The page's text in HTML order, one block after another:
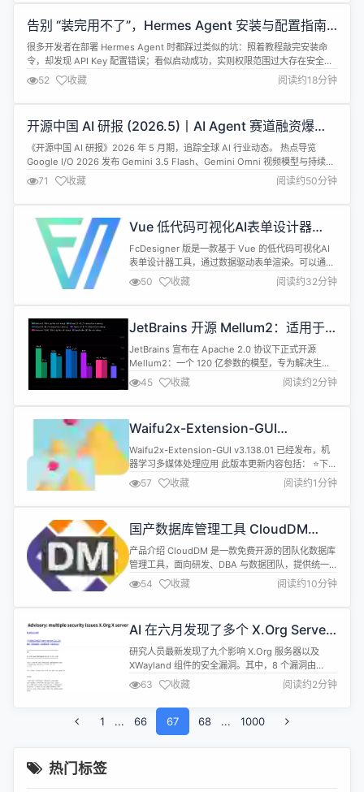
告别 “装完用不了”，Hermes Agent 安装与配置指南6
月最新版
很多开发者在部署 Hermes Agent 时都踩过类似的坑：照着教程敲完安装命
令，却发现 API Key 配置错误；看似启动成功，实则权限范围过大存在安全隐
患；出了问题连日志在哪都找不到。真正有效的部署应该是分阶段可验收的
&mdash;&mdash; 只有环境准备、软件安装、模型对接、权限配置、日志系统
和实战案例全部通过验证，才能算 Hermes Age...
52 收藏 阅读约18分钟
开源中国 AI 研报 (2026.5)丨AI Agent 赛道融资爆
发；Google I/O 2026 发布 Gemini 全生态升级；AI
芯片与算力基础设施进入万亿市值时代
《开源中国 AI 研报》2026 年 5 月期，追踪全球 AI 行业动态。 热点导览
Google I/O 2026 发布 Gemini 3.5 Flash、Gemini Omni 视频模型与持续运
行 AI 助手 Gemini Spark，搜索迎来 25 年最大升级。 Anthropic 发布
Claude Opus 4.8，提升诚实性与可靠性，支持动态工作...
71 收藏 阅读约50分钟
Vue 低代码可视化AI表单设计器
FcDesigner v3.5 版本发布！
FcDesigner 版是一款基于 Vue 的低代码可视化AI
表单设计器工具，通过数据驱动表单渲染。可以通过
拖拽的方式快速创建表单，提高开发者对表单的开发
效率，节省开发者的时间。并广泛应用于在政务系
统、OA 系统、ERP 系统、电商系统、流程管理等领
心功能* 内置表单多语言体系，轻松打...
50 收藏 阅读约32分钟
JetBrains 开源 Mellum2：适用于
AI 工作流的快速模型
JetBrains 宣布在 Apache 2.0 协议下正式开源
Mellum2：一个 120 亿参数的模型，专为解决生产
AI 中的延迟、吞吐量和成本这三大最棘手的挑战而设
计。 公告称，Mellum 最初用于代码补全；如今已演
进为可以同时处理自然语言和代码。它现在是一款多
中间推理步骤提供支持。 Mellum...
45 收藏 阅读约2分钟
Waifu2x-Extension-GUI
v3.138.01 已经发布，机器学习多媒
体处理应用
Waifu2x-Extension-GUI v3.138.01 已经发布，机
器学习多媒体处理应用 此版本更新内容包括： ⭐下载
链接 详情查看：
https://gitee.com/aaronfeng0711/Waifu2x-
Extension-GUI/releases/v3.138.01
57 收藏 阅读约1分钟
国产数据库管理工具 CloudDM
3.1.0 发布：初始化、驱动管理与升
级体验全面优化
产品介绍 CloudDM 是一款免费开源的团队化数据库
管理工具，面向研发、DBA 与数据团队，提供统一
Web 数据库访问、权限控制、SQL 审核、数据脱
敏、流程协同及数据库 CI/CD 能力，帮助企业提升
数据库协作效率与治理规范。 快速体验 CloudDM
链路，首次部署即可通过初始化向导快速完成配置。
...
54 收藏 阅读约10分钟
AI 在六月发现了多个 X.Org Server
安全漏洞
研究人员最新发现了九个影响 X.Org 服务器以及
XWayland 组件的安全漏洞。其中，8 个漏洞由
Trend Micro 的 TrendAI Zero Day Initiative 发现
并公布。还有一个漏洞则由红帽公司的资深 X.Org 输
入开发人员 Peter Hutterer 发现。 这些漏洞包括：
Font Alias Stack-based ...
63 收藏 阅读约2分钟
1 ... 66 67 68 ... 1000
热门标签